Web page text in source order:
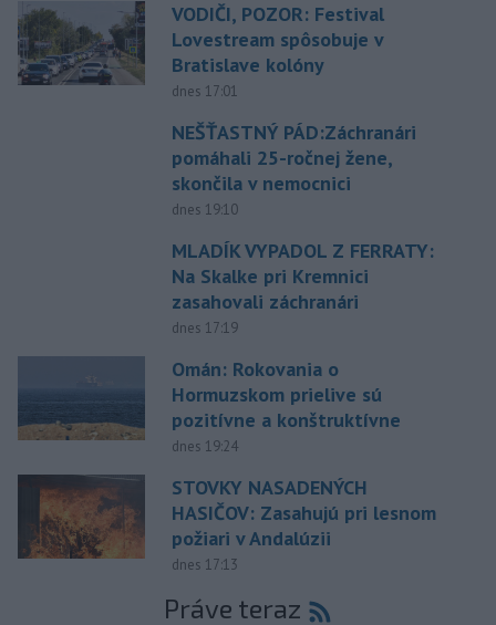
VODIČI, POZOR: Festival
Lovestream spôsobuje v
Bratislave kolóny
dnes 17:01
NEŠŤASTNÝ PÁD:Záchranári
pomáhali 25-ročnej žene,
skončila v nemocnici
dnes 19:10
MLADÍK VYPADOL Z FERRATY:
Na Skalke pri Kremnici
zasahovali záchranári
dnes 17:19
Omán: Rokovania o
Hormuzskom prielive sú
pozitívne a konštruktívne
dnes 19:24
STOVKY NASADENÝCH
HASIČOV: Zasahujú pri lesnom
požiari v Andalúzii
dnes 17:13
Práve teraz